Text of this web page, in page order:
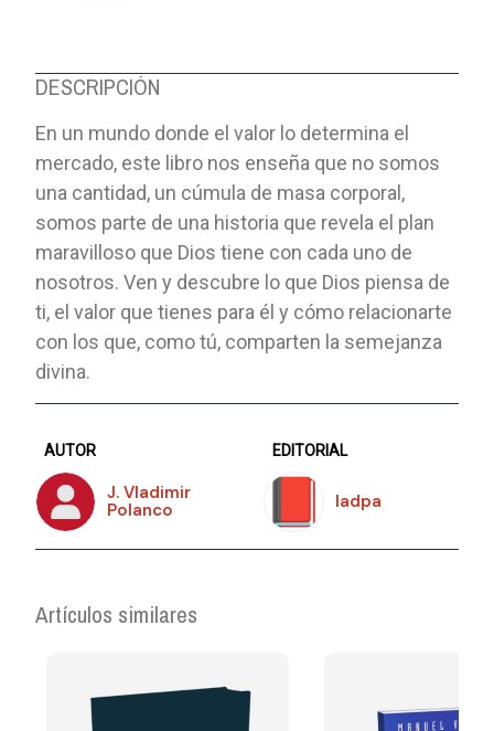
DESCRIPCIÓN
En un mundo donde el valor lo determina el
mercado, este libro nos enseña que no somos
una cantidad, un cúmula de masa corporal,
somos parte de una historia que revela el plan
maravilloso que Dios tiene con cada uno de
nosotros. Ven y descubre lo que Dios piensa de
ti, el valor que tienes para él y cómo relacionarte
con los que, como tú, comparten la semejanza
divina.
AUTOR
J. Vladimir
Polanco
EDITORIAL
Iadpa
Artículos similares